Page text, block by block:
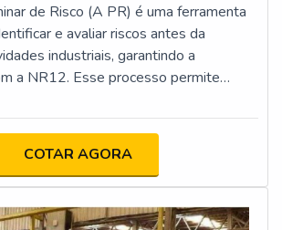
de Risco (A PR) é uma ferramenta
riscos antes da
industriais, garantindo a
e equipamentos.
COTAR AGORA